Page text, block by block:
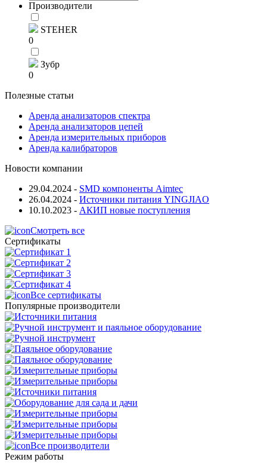
Производители
STEHER
0
Зубр
0
Полезные статьи
Аренда анализаторов спектра
Аренда анализаторов цепей
Аренда измерительных приборов
Аренда калибраторов
Новости компании
29.04.2024 - SMD компоненты Aimtec
26.04.2024 - Источники питания YINGJIAO
10.10.2023 - АКИП новые поступления
Смотреть все
Сертификаты
Все сертификаты
Популярные производители
Все производители
Режим работы